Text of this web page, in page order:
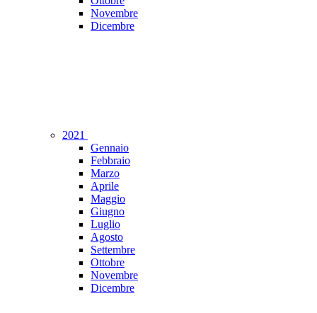
Novembre
Dicembre
2021
Gennaio
Febbraio
Marzo
Aprile
Maggio
Giugno
Luglio
Agosto
Settembre
Ottobre
Novembre
Dicembre